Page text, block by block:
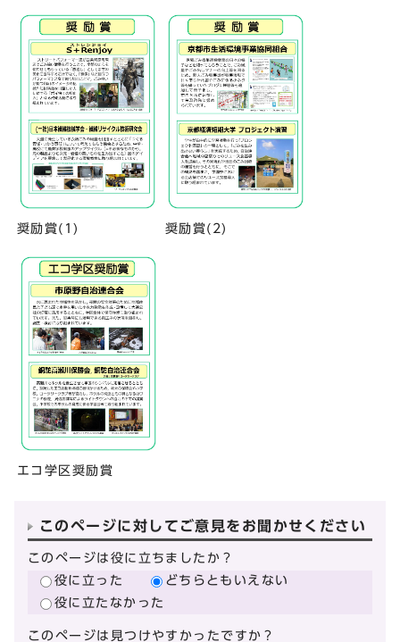
奨励賞(1) 奨励賞(2)
エコ学区奨励賞
このページに対してご意見をお聞かせください
このページは役に立ちましたか？
役に立った
どちらともいえない
役に立たなかった
このページは見つけやすかったですか？